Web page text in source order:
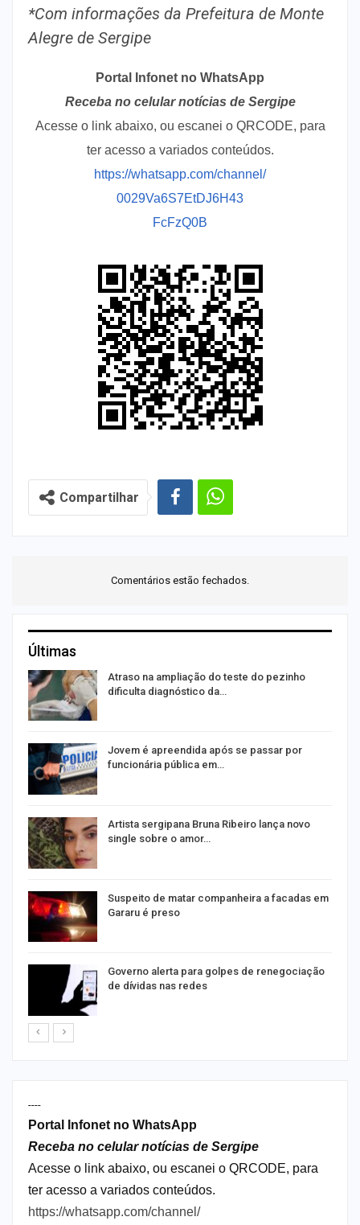
*Com informações da Prefeitura de Monte
Alegre de Sergipe
Portal Infonet no WhatsApp
Receba no celular notícias de Sergipe
Acesse o link abaixo, ou escanei o QRCODE, para
ter acesso a variados conteúdos.
https://whatsapp.com/channel/
0029Va6S7EtDJ6H43
FcFzQ0B
Compartilhar
Comentários estão fechados.
Últimas
Atraso na ampliação do teste do pezinho
dificulta diagnóstico da…
Jovem é apreendida após se passar por
funcionária pública em…
Artista sergipana Bruna Ribeiro lança novo
single sobre o amor…
Suspeito de matar companheira a facadas em
Gararu é preso
Governo alerta para golpes de renegociação
de dívidas nas redes
----
Portal Infonet no WhatsApp
Receba no celular notícias de Sergipe
Acesse o link abaixo, ou escanei o QRCODE, para
ter acesso a variados conteúdos.
https://whatsapp.com/channel/